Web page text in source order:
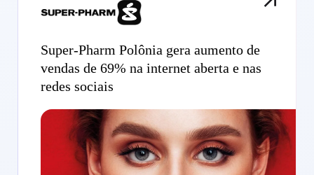
Super-Pharm Polônia gera aumento de
vendas de 69% na internet aberta e nas
redes sociais